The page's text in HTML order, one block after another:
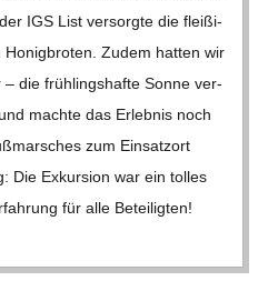
IGS List ver­sorgte die flei­ßi­
Zudem hat­ten wir
die früh­lings­hafte Sonne ver­
machte das Erleb­nis noch
zum Ein­satz­ort
Die Exkur­sion war ein tol­les
für alle Betei­lig­ten!